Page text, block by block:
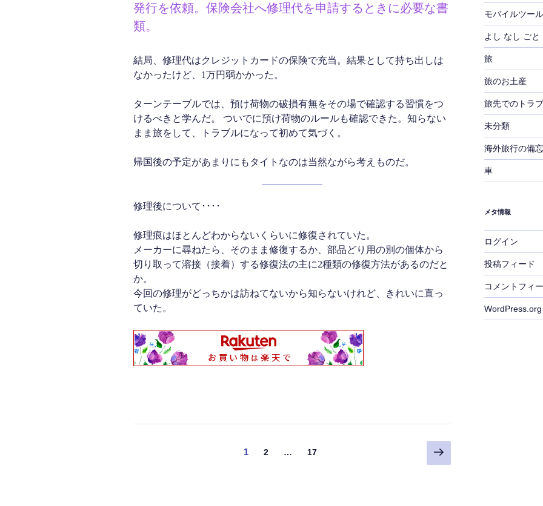
発行を依頼。保険会社へ修理代を申請するときに必要な書
類。
結局、修理代はクレジットカードの保険で充当。結果として持ち出しは
なかったけど、1万円弱かかった。
ターンテーブルでは、預け荷物の破損有無をその場で確認する習慣をつ
けるべきと学んだ。 ついでに預け荷物のルールも確認できた。知らない
まま旅をして、トラブルになって初めて気づく。
帰国後の予定があまりにもタイトなのは当然ながら考えものだ。
修理後について････
修理痕はほとんどわからないくらいに修復されていた。
メーカーに尋ねたら、そのまま修復するか、部品どり用の別の個体から
切り取って溶接（接着）する修復法の主に2種類の修復方法があるのだと
か。
今回の修理がどっちかは訪ねてないから知らないけれど、きれいに直っ
ていた。
固
1
固
2 …
固
17
次
の
モバイルツール
よし なし ごと
旅
旅のお土産
旅先でのトラ
未分類
海外旅行の備
車
メタ情報
ログイン
投稿フィード
コメントフィ
WordPress.org